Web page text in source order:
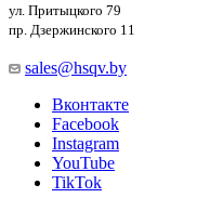
ул. Притыцкого 79
пр. Дзержинского 11
sales@hsqv.by
Вконтакте
Facebook
Instagram
YouTube
TikTok